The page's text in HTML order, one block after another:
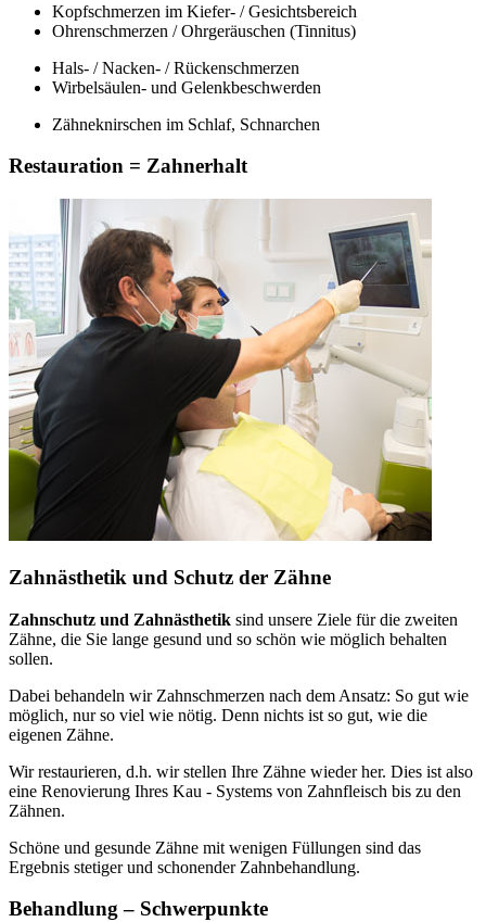
Kopfschmerzen im Kiefer- / Gesichtsbereich
Ohrenschmerzen / Ohrgeräuschen (Tinnitus)
Hals- / Nacken- / Rückenschmerzen
Wirbelsäulen- und Gelenkbeschwerden
Zähneknirschen im Schlaf, Schnarchen
Restauration = Zahnerhalt
Zahnästhetik und Schutz der Zähne
Zahnschutz und Zahnästhetik sind unsere Ziele für die zweiten
Zähne, die Sie lange gesund und so schön wie möglich behalten
sollen.
Dabei behandeln wir Zahnschmerzen nach dem Ansatz: So gut wie
möglich, nur so viel wie nötig. Denn nichts ist so gut, wie die
eigenen Zähne.
Wir restaurieren, d.h. wir stellen Ihre Zähne wieder her. Dies ist also
eine Renovierung Ihres Kau - Systems von Zahnfleisch bis zu den
Zähnen.
Schöne und gesunde Zähne mit wenigen Füllungen sind das
Ergebnis stetiger und schonender Zahnbehandlung.
Behandlung – Schwerpunkte